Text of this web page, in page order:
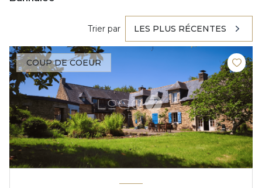
Trier par LES PLUS RÉCENTES
COUP DE COEUR